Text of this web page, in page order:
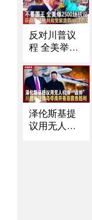
宝｜停火面
临严峻考验
以军遇袭后
对加沙发动
称哥伦比亚
总统“毒品头
目” 宣布停止
资助｜美国
护照首次跌
出全球最强
反对川普议
程 全美举行
要国王”抗议
｜贝森特、
格里尔与何
立峰通话｜
杨振宁逝世
享年103岁｜
泽伦斯基提
议用无人机